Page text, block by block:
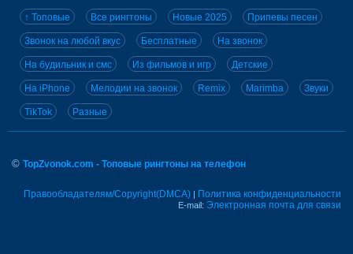
↑ Топовые Все рингтоны Новые 2025 Припевы песен
Звонок на любой вкус Бесплатные На звонок
На будильник и смс Из фильмов и игр Детские
На iPhone Мелодии на звонок Remix Marimba Звуки
TikTok Разные
© TopZvonok.com - Топовые рингтоны на телефон
Правообладателям/Copyright(DMCA) | Политика конфиденциальности
E-mail: Электронная почта для связи